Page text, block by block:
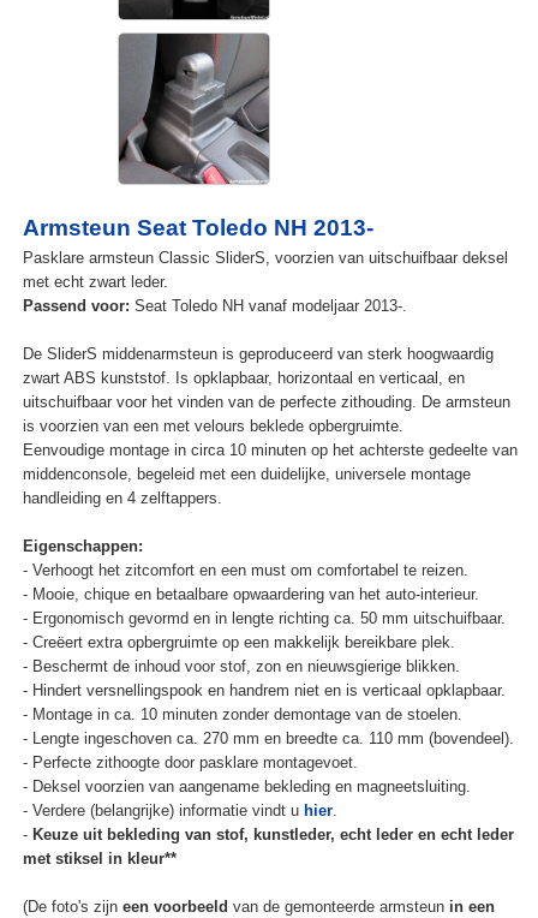
Armsteun Seat Toledo NH 2013-
Pasklare armsteun Classic SliderS, voorzien van uitschuifbaar deksel
met echt zwart leder.
Passend voor: Seat Toledo NH vanaf modeljaar 2013-.
De SliderS middenarmsteun is geproduceerd van sterk hoogwaardig
zwart ABS kunststof. Is opklapbaar, horizontaal en verticaal, en
uitschuifbaar voor het vinden van de perfecte zithouding. De armsteun
is voorzien van een met velours beklede opbergruimte.
Eenvoudige montage in circa 10 minuten op het achterste gedeelte van
middenconsole, begeleid met een duidelijke, universele montage
handleiding en 4 zelftappers.
Eigenschappen:
- Verhoogt het zitcomfort en een must om comfortabel te reizen.
- Mooie, chique en betaalbare opwaardering van het auto-interieur.
- Ergonomisch gevormd en in lengte richting ca. 50 mm uitschuifbaar.
- Creëert extra opbergruimte op een makkelijk bereikbare plek.
- Beschermt de inhoud voor stof, zon en nieuwsgierige blikken.
- Hindert versnellingspook en handrem niet en is verticaal opklapbaar.
- Montage in ca. 10 minuten zonder demontage van de stoelen.
- Lengte ingeschoven ca. 270 mm en breedte ca. 110 mm (bovendeel).
- Perfecte zithoogte door pasklare montagevoet.
- Deksel voorzien van aangename bekleding en magneetsluiting.
- Verdere (belangrijke) informatie vindt u hier.
- Keuze uit bekleding van stof, kunstleder, echt leder en echt leder
met stiksel in kleur**
(De foto's zijn een voorbeeld van de gemonteerde armsteun in een